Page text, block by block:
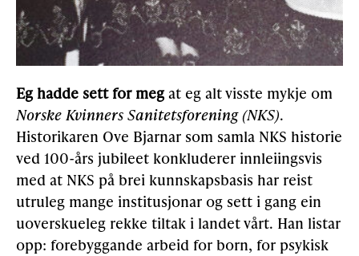
Eg hadde sett for megat eg alt visste mykje om
Norske Kvinners Sanitetsforening (NKS).
Historikaren Ove Bjarnar som samla NKS historie
ved 100-års jubileet konkluderer innleiingsvis
med at NKS på brei kunnskapsbasis har reist
utruleg mange institusjonar og sett i gang ein
uoverskueleg rekke tiltak i landet vårt. Han listar
opp: forebyggande arbeid for born, for psykisk